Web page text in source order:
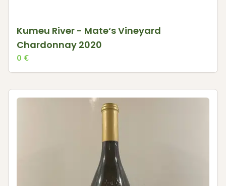
Kumeu River - Mate‘s Vineyard
Chardonnay 2020
0 €